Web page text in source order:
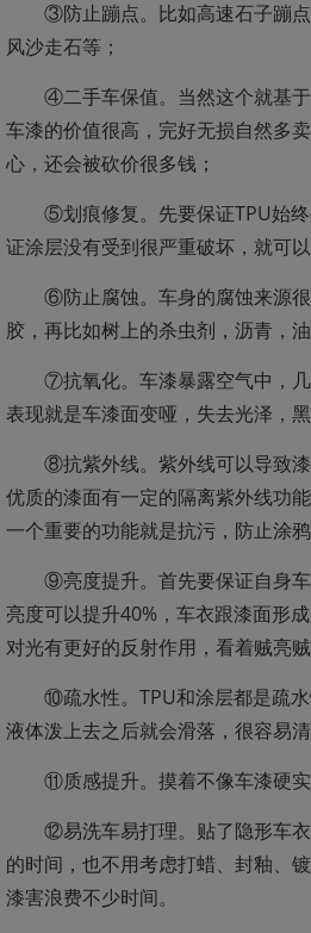
③防止蹦点。比如高速石子蹦
风沙走石等；
④二手车保值。当然这个就基
车漆的价值很高，完好无损自然多
心，还会被砍价很多钱；
⑤划痕修复。先要保证TPU始
证涂层没有受到很严重破坏，就可
⑥防止腐蚀。车身的腐蚀来源
胶，再比如树上的杀虫剂，沥青，
⑦抗氧化。车漆暴露空气中，
表现就是车漆面变哑，失去光泽，
⑧抗紫外线。紫外线可以导致
优质的漆面有一定的隔离紫外线功
一个重要的功能就是抗污，防止涂鸦
⑨亮度提升。首先要保证自身
亮度可以提升40%，车衣跟漆面形
对光有更好的反射作用，看着贼亮贼
⑩疏水性。TPU和涂层都是疏
液体泼上去之后就会滑落，很容易清
⑪质感提升。摸着不像车漆硬
⑫易洗车易打理。贴了隐形车
的时间，也不用考虑打蜡、封釉、
漆害浪费不少时间。